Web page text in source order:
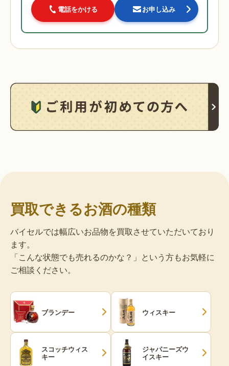
電話をかける お申し込み
買取できるお酒の種類
バイセルでは幅広いお品物を買取させていただいており
ます。
「こんな状態でも売れるのかな？」という方もお気軽に
ご相談ください。
ブランデー ウィスキー
スコッチウィス
キー
ジャパニーズウ
イスキー